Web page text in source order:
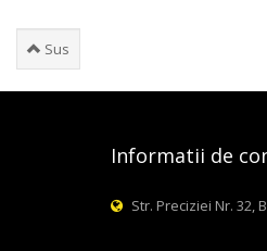
Sus
Informatii de
Str. Preciziei Nr. 32,